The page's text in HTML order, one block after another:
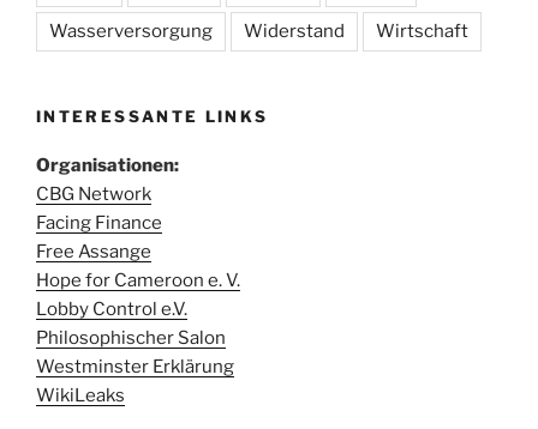
Wasserversorgung Widerstand Wirtschaft
INTERESSANTE LINKS
Organisationen:
CBG Network
Facing Finance
Free Assange
Hope for Cameroon e. V.
Lobby Control e.V.
Philosophischer Salon
Westminster Erklärung
WikiLeaks